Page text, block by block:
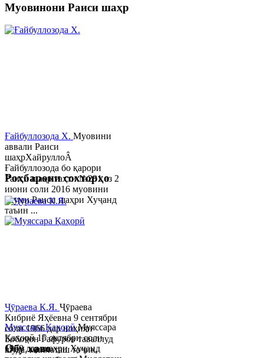
Муовинони Раиси шаҳр
Ғайбуллозода Х. Муовини
аввали Раиси
шаҳрХайруллоÂ
Ғайбуллозода бо қарори
Раиси шаҳр таҳти №281 аз 2
июни соли 2016 муовини
якуми Раиси шаҳри Хуҷанд
таъин ...
Муяссара ҚаҳорӣМуяссара
Қаҳорӣ 15 октябри соли
1979 дар шаҳри Хуҷанд
Роҳбарони сохторҳо
Ҷӯраева К.Я. Ҷӯраева
Кибриё Яҳёевна 9 сентябри
соли 1966 дар ноҳияи
Бобоҷон Ғафуров таваллуд
шуда, миллаташ тоҷик,
Обу хаво